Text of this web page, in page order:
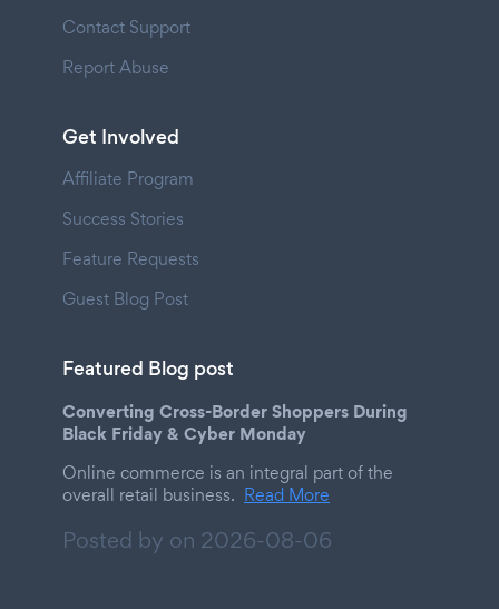
Contact Support
Report Abuse
Get Involved
Affiliate Program
Success Stories
Feature Requests
Guest Blog Post
Featured Blog post
Converting Cross-Border Shoppers During
Black Friday & Cyber Monday
Online commerce is an integral part of the
overall retail business. Read More
Posted by on 2026-08-06